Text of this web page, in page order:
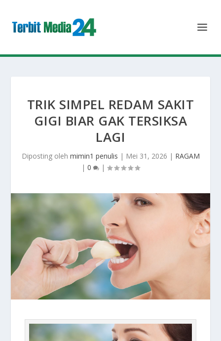
TRIK SIMPEL REDAM SAKIT
GIGI BIAR GAK TERSIKSA
LAGI
Diposting oleh mimin1 penulis | Mei 31, 2026 | RAGAM
| 0 |